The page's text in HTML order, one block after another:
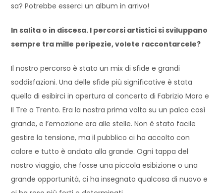
sa? Potrebbe esserci un album in arrivo!
In salita o in discesa. I percorsi artistici si sviluppano
sempre tra mille peripezie, volete raccontarcele?
Il nostro percorso è stato un mix di sfide e grandi
soddisfazioni. Una delle sfide più significative è stata
quella di esibirci in apertura al concerto di Fabrizio Moro e
Il Tre a Trento. Era la nostra prima volta su un palco così
grande, e l’emozione era alle stelle. Non è stato facile
gestire la tensione, ma il pubblico ci ha accolto con
calore e tutto è andato alla grande. Ogni tappa del
nostro viaggio, che fosse una piccola esibizione o una
grande opportunità, ci ha insegnato qualcosa di nuovo e